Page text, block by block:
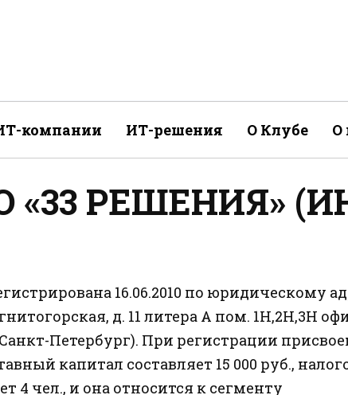
компании ИТ-решения О Клубе О
«33 РЕШЕНИЯ»
16.06.2010 по юридическому
д. 11 литера А пом. 1Н,2Н,3Н
Петербург). При регистрации
капитал составляет 15 000 руб.,
4 чел., и она относится к сегменту